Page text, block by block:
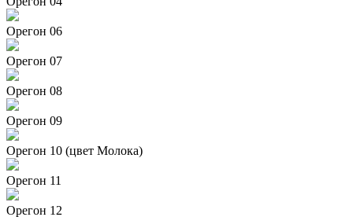
Орегон 06
Орегон 07
Орегон 08
Орегон 09
Орегон 10 (цвет Молока)
Орегон 11
Орегон 12